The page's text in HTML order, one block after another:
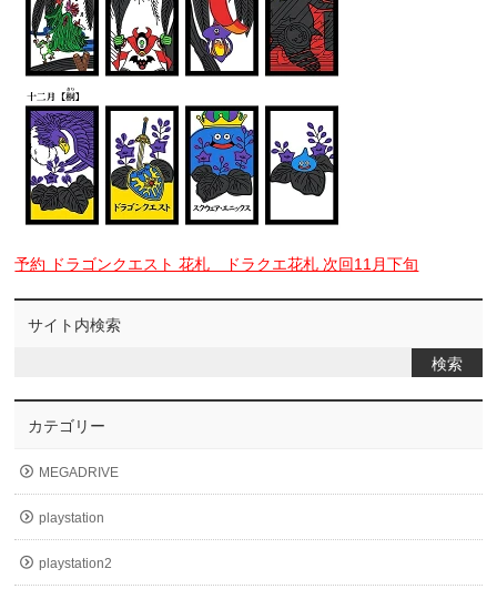
予約 ドラゴンクエスト 花札 ドラクエ花札 次回11月下旬
サイト内検索
カテゴリー
MEGADRIVE
playstation
playstation2